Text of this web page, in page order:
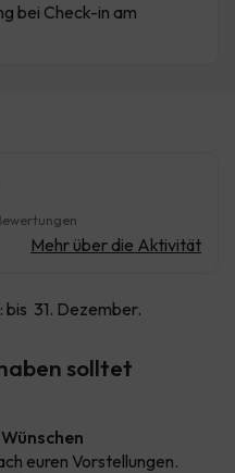
bei Check-in am
Mehr über die Aktivität
31. Dezember.
solltet
euren Vorstellungen.